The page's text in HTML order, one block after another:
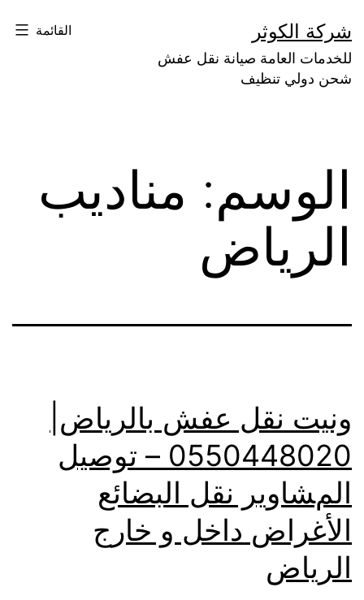
إلى
المحتوى
شركة الكوثر
للخدمات العامة صيانة نقل عفش
شحن دولي تنظيف
القائمة
الوسم: مناديب
الرياض
ونيت نقل عفش بالرياض|
0550448020 – توصيل
المشاوير نقل البضائع
الأغراض داخل و خارج
الرياض